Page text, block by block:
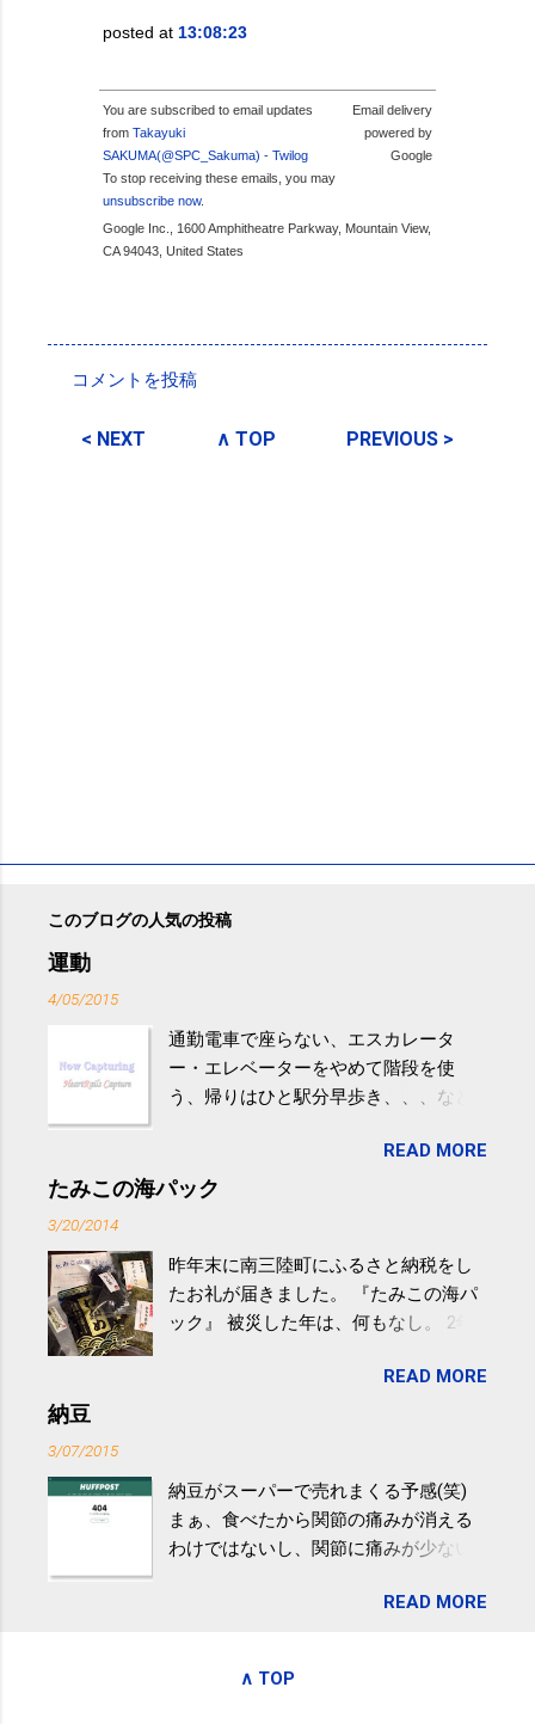
posted at 13:08:23
You are subscribed to email updates
from Takayuki
SAKUMA(@SPC_Sakuma) - Twilog
To stop receiving these emails, you may
unsubscribe now.
Email delivery
powered by
Google
Google Inc., 1600 Amphitheatre Parkway, Mountain View,
CA 94043, United States
メ
コメントを投稿
< NEXT ∧ TOP PREVIOUS >
このブログの人気の投稿
運動
4/05/2015
通勤電車で座らない、エスカレータ
ー・エレベーターをやめて階段を使
う、帰りはひと駅分早歩き、、、など
やすい。 スポーツウェア・シューズで
するものだけが運動ではない。 食べ
けると改善する、との結果を筑波大の
研究チームが発表した。改善が期待で
きるのは、過度の飲酒が原因ではない
減らなくても効果があるという。 正田
波大「減量しなくても効果」 - ニュー
ス - アピタル（医療・健康）
READ MORE
たみこの海パック
3/20/2014
昨年末に南三陸町にふるさと納税をし
たお礼が届きました。 『たみこの海パ
ック』 被災した年は、何もなし。 2年
が『たみこの海パック』。 ボランティ
全く考えていなかったので、貰えると
少しづつ復興してる感が伝わってきて
嬉しいです。 あと、ふるさと納税が節
ですが、節税になるほど稼げていない
税務局｜ふるさと納税など個人住民税
READ MORE
納豆
3/07/2015
納豆がスーパーで売れまくる予感(笑)
まぁ、食べたから関節の痛みが消える
わけではないし、関節に痛みが少ない
ど。。 「関節の老化」は、「コンドロ
歳をピークにして、体内で作られる量
READ MORE
∧ TOP